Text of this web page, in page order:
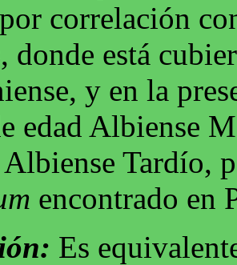
correlación
donde está
y en la
edad Albiense
Albiense Tardío,
encontrado en
Es